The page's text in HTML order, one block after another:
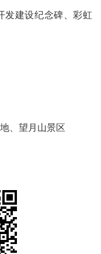
发建设纪念碑、彩虹
、望月山景区